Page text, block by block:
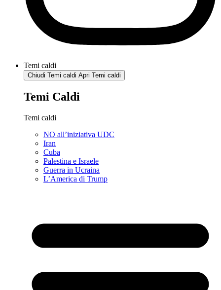
Temi caldi
Chiudi Temi caldi Apri Temi caldi
Temi Caldi
Temi caldi
NO all’iniziativa UDC
Iran
Cuba
Palestina e Israele
Guerra in Ucraina
L’America di Trump